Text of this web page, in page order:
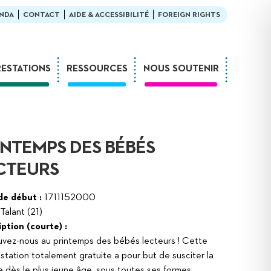
CONTACT AIDE & ACCESSIBILITÉ FOREIGN RIGHTS
Sur-mesure
Webinaires
RESSOURCES
LDQR au musée
Projets de recherche
NOUS SOUTENIR
DES BÉBÉS
début : 1711152000
Talant (21)
(courte) :
nous au printemps des bébés lecteurs ! Cette
totalement gratuite a pour but de susciter la